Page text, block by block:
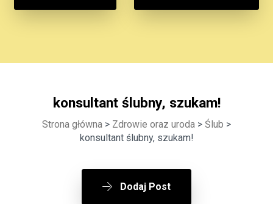
konsultant ślubny, szukam!
Strona główna > Zdrowie oraz uroda > Ślub >
konsultant ślubny, szukam!
Dodaj Post